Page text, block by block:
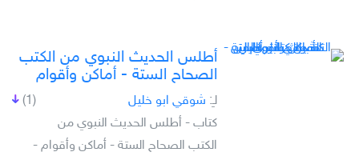
أطلس الحديث النبوي من الكتب
الصحاح الستة - أماكن وأقوام
(1) لـِ: شوقي ابو خليل
كتاب - أطلس الحديث النبوي من
الكتب الصحاح الستة - أماكن وأقوام -